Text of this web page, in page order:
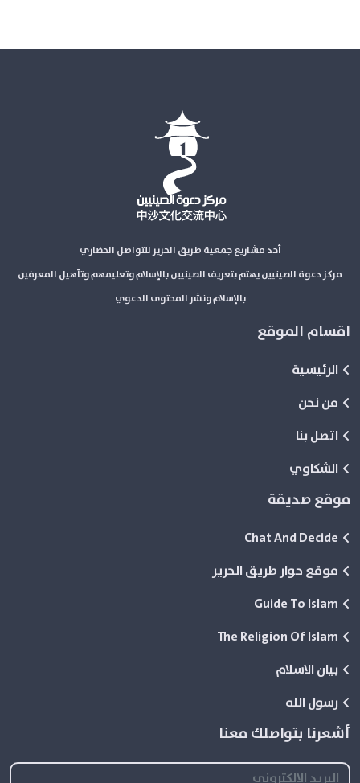
أحد مشاريع جمعية طريق الحرير للتواصل الحضاري
مركز دعوة الصينيين يهتم بتعريف الصينيين بالإسلام وتعليمهم وتأهيل المعرفين
بالإسلام ونشر المحتوى الدعوي
اقسام الموقع
الرئيسية
من نحن
اتصل بنا
الشكاوي
موقع صديقة
Chat And Decide
موقع حوار طريق الحرير
Guide To Islam
The Religion Of Islam
بيان الاسلام
رسول الله
أشعرنا بتواصلك معنا